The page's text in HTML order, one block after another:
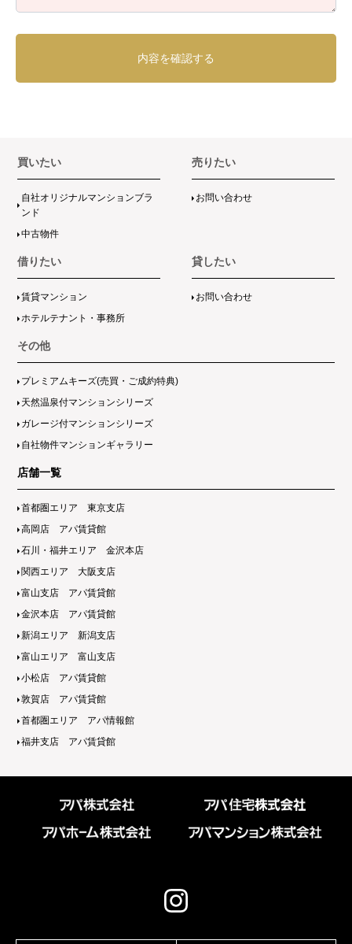
買いたい
自社オリジナルマンションブラ
ンド
中古物件
売りたい
お問い合わせ
借りたい
賃貸マンション
ホテルテナント・事務所
貸したい
お問い合わせ
その他
プレミアムキーズ(売買・ご成約特典)
天然温泉付マンションシリーズ
ガレージ付マンションシリーズ
自社物件マンションギャラリー
店舗一覧
首都圏エリア 東京支店
高岡店 アパ賃貸館
石川・福井エリア 金沢本店
関西エリア 大阪支店
富山支店 アパ賃貸館
金沢本店 アパ賃貸館
新潟エリア 新潟支店
富山エリア 富山支店
小松店 アパ賃貸館
敦賀店 アパ賃貸館
首都圏エリア アパ情報館
福井支店 アパ賃貸館